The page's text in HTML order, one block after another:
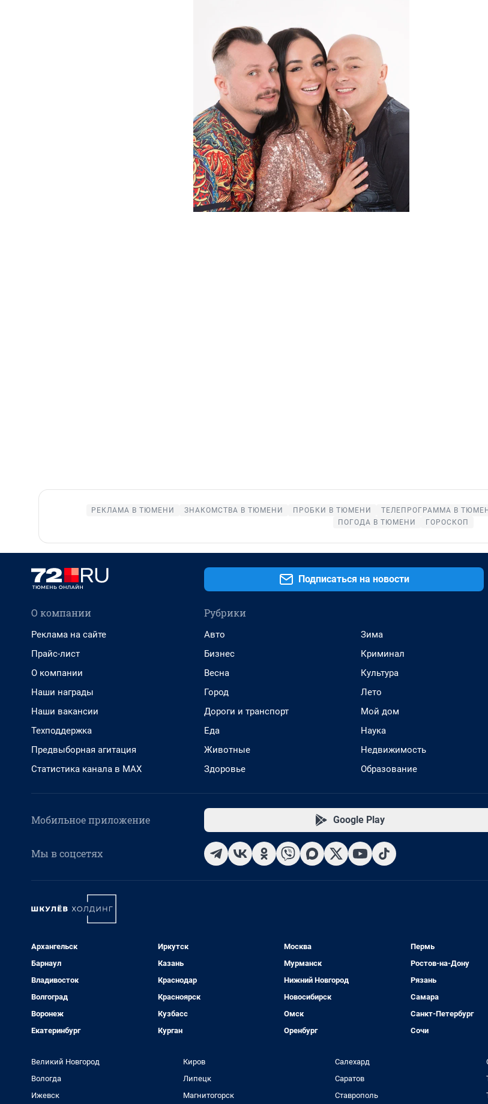
РЕКЛАМА В ТЮМЕНИ ЗНАКОМСТВА В ТЮМЕНИ ПРОБКИ В ТЮМЕНИ ТЕЛЕПРОГРАММА В
ПОГОДА В ТЮМЕНИ
ГОРОСКОП
Подписаться на новости
О компании
Реклама на сайте
Прайс-лист
О компании
Наши награды
Наши вакансии
Техподдержка
Предвыборная агитация
Статистика канала в MAX
Рубрики
Авто
Бизнес
Весна
Город
Дороги и транспорт
Еда
Животные
Здоровье
Зима
Криминал
Культура
Лето
Мой дом
Наука
Недвижимость
Образование
Мобильное приложение Google Play
Мы в соцсетях
Архангельск
Барнаул
Владивосток
Волгоград
Воронеж
Екатеринбург
Иркутск
Казань
Краснодар
Красноярск
Кузбасс
Курган
Москва
Мурманск
Нижний Новгород
Новосибирск
Омск
Оренбург
Пермь
Ростов-на-Дону
Рязань
Самара
Санкт-Петербург
Сочи
Великий Новгород
Вологда
Ижевск
Киров
Липецк
Магнитогорск
Салехард
Саратов
Ставрополь